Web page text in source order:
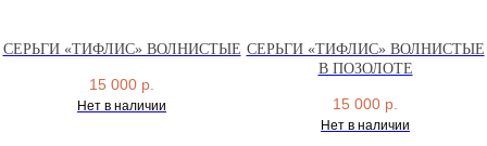
СЕРЬГИ «ТИФЛИС» ВОЛНИСТЫЕ
15 000 р.
Нет в наличии
СЕРЬГИ «ТИФЛИС» ВОЛНИСТЫЕ
В ПОЗОЛОТЕ
15 000 р.
Нет в наличии
МАНИФЕСТ